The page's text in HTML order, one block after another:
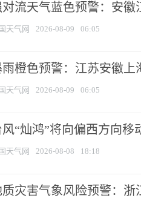
对流天气蓝色预警：安徽
天气网 2026-08-09 06:05
雨橙色预警：江苏安徽上
天气网 2026-08-09 06:05
风“灿鸿”将向偏西方向移
天气网 2026-08-08 18:18
质灾害气象风险预警：